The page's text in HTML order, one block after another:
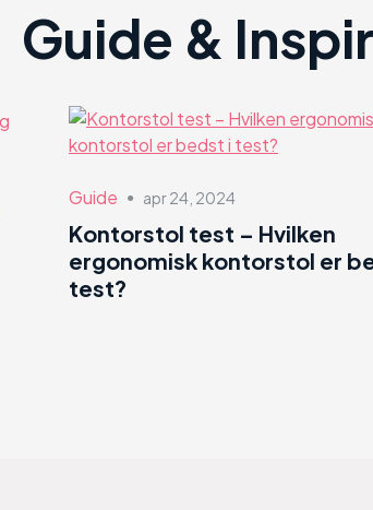
Guide &
Guide ● apr 24, 2024
Kontorstol test – Hvilken
ergonomisk kontorstol er
test?